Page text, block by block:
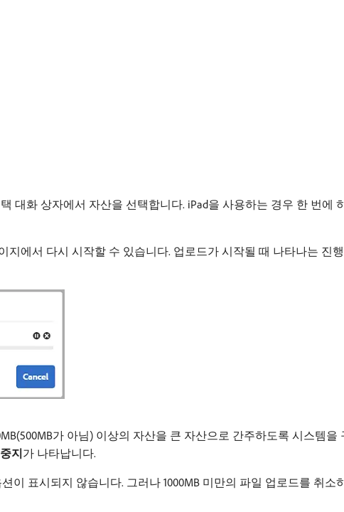
대화 상자에서 자산을 선택합니다. iPad을 사용하는 경우 한 번에
에서 다시 시작할 수 있습니다. 업로드가 시작될 때 나타나는 진
가 아님) 이상의 자산을 큰 자산으로 간주하도록 시스템을
지​가 나타납니다.
이 표시되지 않습니다. 그러나 1000MB 미만의 파일 업로드를 취소